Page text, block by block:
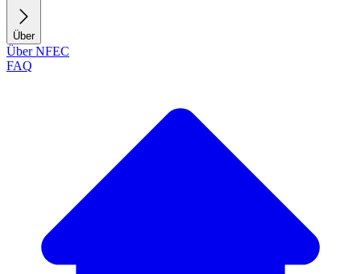
Über
Über NFEC
FAQ